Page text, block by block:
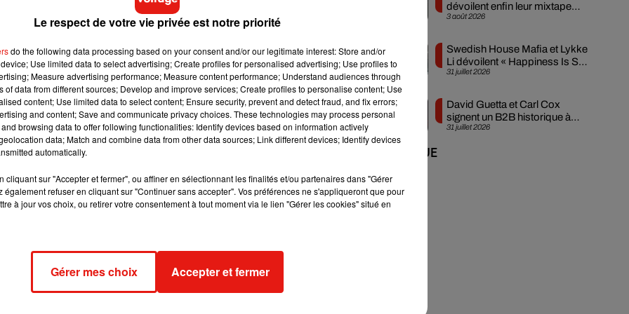
Romain Pissenem, de l'agence High Scream, déjà
ou de Tiësto aux pyramides de Gizeh. Les voix de Jean Reno
et américaine. Sur scène, un pianiste et vingt-deux danseurs
trois titres inédits : « Arcadia », « Icon » et « Horizon ».
lesquels le secrétaire au Trésor américain Scott Bessent et le
l'événement grâce à l'émission spéciale « Disney
survol de Liberty Island par la Patrouille de France, capté en
au récit du programme spécial.
et le Château de Chambord, la Statue de la Liberté marque
par Michael Canitrot depuis plusieurs années. L'artiste a lui-
écho direct au geste diplomatique de 1886. Selon ses
en raison des contraintes techniques propres à Liberty
qui confirme, monument après monument, l'ambition
3 août 2026
dévoilent enfin leur mixtape
créée en...
31 juillet 2026
Swedish House Mafia et Lykke
Li dévoilent « Happiness Is So
Sad »
31 juillet 2026
David Guetta et Carl Cox
signent un B2B historique à
Ibiza
+ DE MUSIQUE
Le respect de votre vie privée est notre priorité
do the following data processing based on your consent and/or our legitimate interest: Store and/or
Use limited data to select advertising; Create profiles for personalised advertising; Use profiles to
Measure advertising performance; Measure content performance; Understand audiences through
of data from different sources; Develop and improve services; Create profiles to personalise content; Use
content; Use limited data to select content; Ensure security, prevent and detect fraud, and fix errors;
and content; Save and communicate privacy choices. These technologies may process personal
browsing data to offer following functionalities: Identify devices based on information actively
data; Match and combine data from other data sources; Link different devices; Identify devices
automatically.
cliquant sur "Accepter et fermer", ou affiner en sélectionnant les finalités et/ou partenaires dans "Gérer
également refuser en cliquant sur "Continuer sans accepter". Vos préférences ne s'appliqueront que pour
à jour vos choix, ou retirer votre consentement à tout moment via le lien "Gérer les cookies" situé en
Gérer mes choix Accepter et fermer